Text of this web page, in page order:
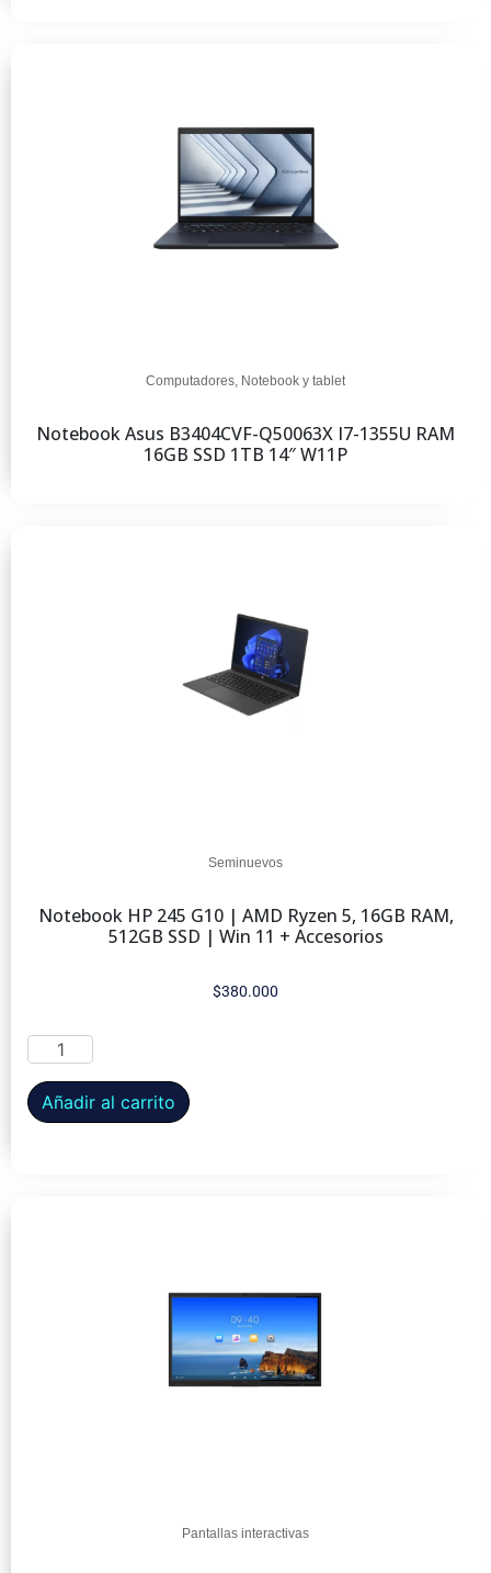
Computadores, Notebook y tablet
Notebook Asus B3404CVF-Q50063X I7-1355U RAM
16GB SSD 1TB 14″ W11P
Seminuevos
Notebook HP 245 G10 | AMD Ryzen 5, 16GB RAM,
512GB SSD | Win 11 + Accesorios
$380.000
Añadir al carrito
Pantallas interactivas